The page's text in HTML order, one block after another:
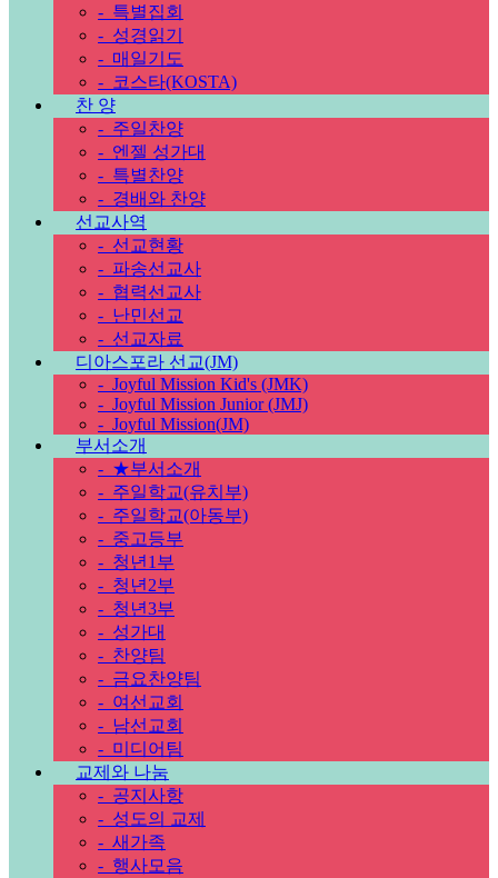
- 특별집회
- 성경읽기
- 매일기도
- 코스타(KOSTA)
찬 양
- 주일찬양
- 엔젤 성가대
- 특별찬양
- 경배와 찬양
선교사역
- 선교현황
- 파송선교사
- 협력선교사
- 난민선교
- 선교자료
디아스포라 선교(JM)
- Joyful Mission Kid's (JMK)
- Joyful Mission Junior (JMJ)
- Joyful Mission(JM)
부서소개
- ★부서소개
- 주일학교(유치부)
- 주일학교(아동부)
- 중고등부
- 청년1부
- 청년2부
- 청년3부
- 성가대
- 찬양팀
- 금요찬양팀
- 여선교회
- 남선교회
- 미디어팀
교제와 나눔
- 공지사항
- 성도의 교제
- 새가족
- 행사모음